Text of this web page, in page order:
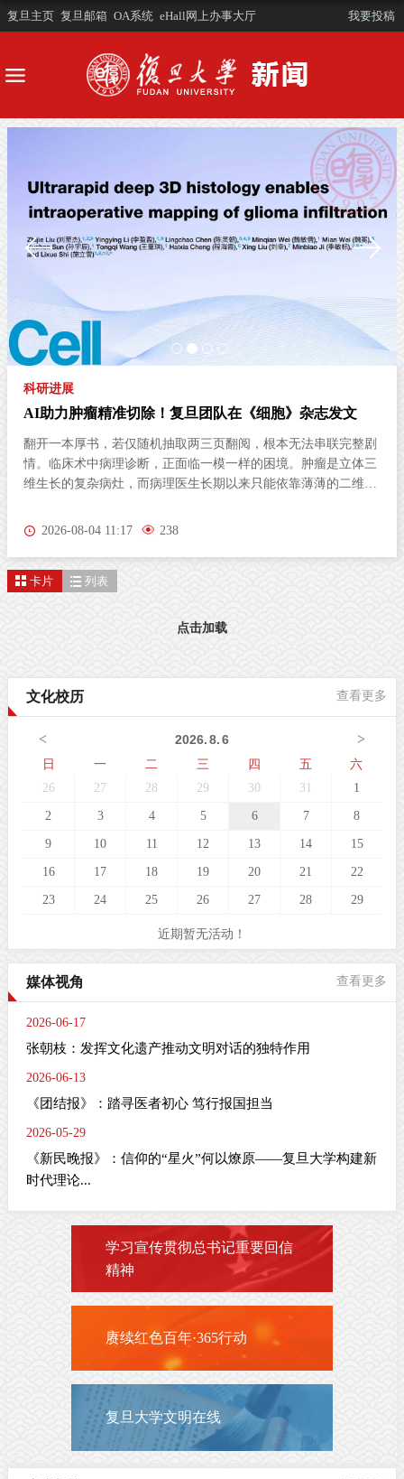
复旦主页 复旦邮箱 OA系统 eHall网上办事大厅 我要投稿
科研进展
AI助力肿瘤精准切除！复旦团队在《细胞》杂志发文
翻开一本厚书，若仅随机抽取两三页翻阅，根本无法串联完整剧
情。临床术中病理诊断，正面临一模一样的困境。肿瘤是立体三
维生长的复杂病灶，而病理医生长期以来只能依靠薄薄的二维切
隙立体蔓延、分布隐匿，单一平面切片极易遗漏关键病变区域，
队联合物理学系季敏标团队，在国际学术期刊《细胞》（Cell）
mapping of glioma infiltration”，推出全新超快速三维病理技术平
受激拉曼散射（SRS）成像原理，创新性融合快速组织透明化技
术与无监督学习图像生成算法，解决了三维病理成像周期漫长的
2026-08-04 11:17 238
卡片 列表
点击加载
文化校历 查看更多
< >
2026.8.6
日
一 二 三 四 五 六
26 27 28 29 30 31 1
2 3 4 5 6 7 8
9 10 11 12 13 14 15
16 17 18 19 20 21 22
23 24 25 26 27 28 29
近期暂无活动！
媒体视角 查看更多
2026-06-17
张朝枝：发挥文化遗产推动文明对话的独特作用
2026-06-13
《团结报》：踏寻医者初心 笃行报国担当
2026-05-29
《新民晚报》：信仰的“星火”何以燎原——复旦大学构建新
时代理论...
学习宣传贯彻总书记重要回信
精神
赓续红色百年·365行动
复旦大学文明在线